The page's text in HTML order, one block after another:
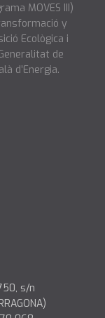
MOVES III)
y
Ecològica i
de
d’Energia.
s/n